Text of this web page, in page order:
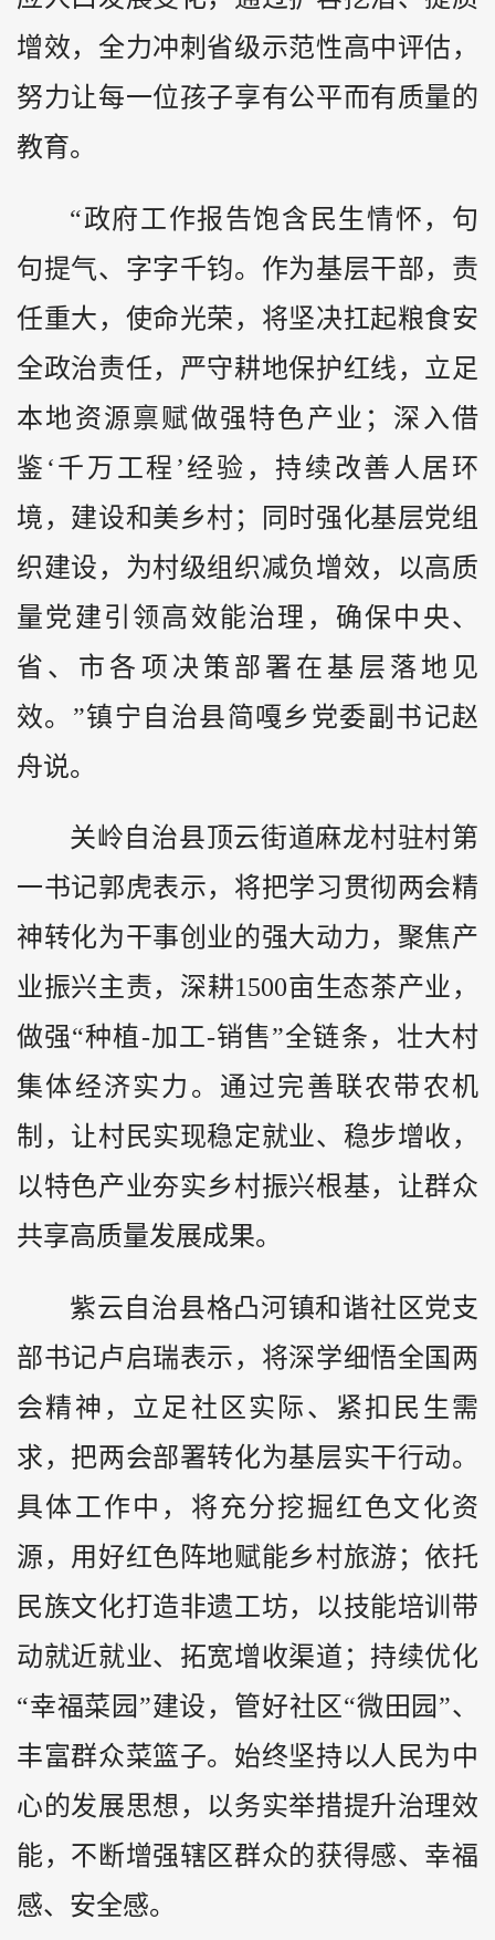
增效，全力冲刺省级示范性高中评估，
努力让每一位孩子享有公平而有质量的
教育。
“政府工作报告饱含民生情怀，句
句提气、字字千钧。作为基层干部，责
任重大，使命光荣，将坚决扛起粮食安
全政治责任，严守耕地保护红线，立足
本地资源禀赋做强特色产业；深入借
鉴‘千万工程’经验，持续改善人居环
境，建设和美乡村；同时强化基层党组
织建设，为村级组织减负增效，以高质
量党建引领高效能治理，确保中央、
省、市各项决策部署在基层落地见
效。”镇宁自治县简嘎乡党委副书记赵
舟说。
关岭自治县顶云街道麻龙村驻村第
一书记郭虎表示，将把学习贯彻两会精
神转化为干事创业的强大动力，聚焦产
业振兴主责，深耕1500亩生态茶产业，
做强“种植-加工-销售”全链条，壮大村
集体经济实力。通过完善联农带农机
制，让村民实现稳定就业、稳步增收，
以特色产业夯实乡村振兴根基，让群众
共享高质量发展成果。
紫云自治县格凸河镇和谐社区党支
部书记卢启瑞表示，将深学细悟全国两
会精神，立足社区实际、紧扣民生需
求，把两会部署转化为基层实干行动。
具体工作中，将充分挖掘红色文化资
源，用好红色阵地赋能乡村旅游；依托
民族文化打造非遗工坊，以技能培训带
动就近就业、拓宽增收渠道；持续优化
“幸福菜园”建设，管好社区“微田园”、
丰富群众菜篮子。始终坚持以人民为中
心的发展思想，以务实举措提升治理效
能，不断增强辖区群众的获得感、幸福
感、安全感。